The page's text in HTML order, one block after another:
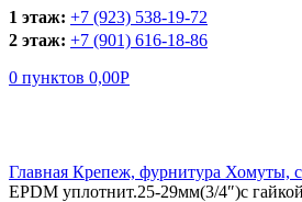
1 этаж: +7 (923) 538-19-72
2 этаж: +7 (901) 616-18-86
0 пунктов 0,00Р
Главная Крепеж, фурнитура Хомуты,
EPDM уплотнит.25-29мм(3/4″)с